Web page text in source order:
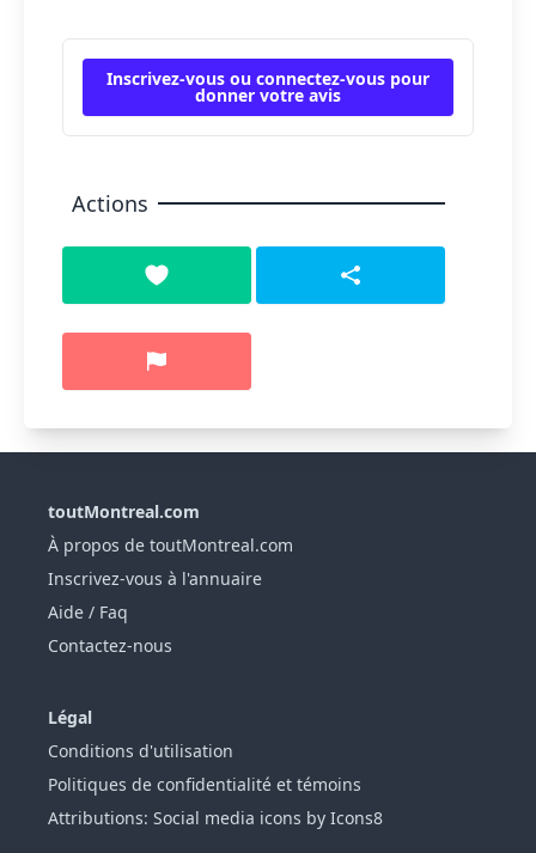
Inscrivez-vous ou connectez-vous pour
donner votre avis
Actions
toutMontreal.com
À propos de toutMontreal.com
Inscrivez-vous à l'annuaire
Aide / Faq
Contactez-nous
Légal
Conditions d'utilisation
Politiques de confidentialité et témoins
Attributions: Social media icons by Icons8